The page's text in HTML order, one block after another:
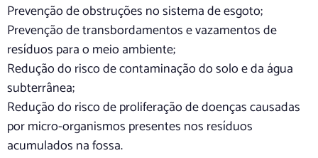
Prevenção de obstruções no sistema de esgoto;
Prevenção de transbordamentos e vazamentos de
resíduos para o meio ambiente;
Redução do risco de contaminação do solo e da água
subterrânea;
Redução do risco de proliferação de doenças causadas
por micro-organismos presentes nos resíduos
acumulados na fossa.